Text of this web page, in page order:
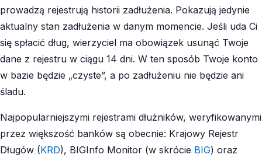
prowadzą rejestrują historii zadłużenia. Pokazują jedynie
aktualny stan zadłużenia w danym momencie. Jeśli uda Ci
się spłacić dług, wierzyciel ma obowiązek usunąć Twoje
dane z rejestru w ciągu 14 dni. W ten sposób Twoje konto
w bazie będzie „czyste”, a po zadłużeniu nie będzie ani
śladu.
Najpopularniejszymi rejestrami dłużników, weryfikowanymi
przez większość banków są obecnie: Krajowy Rejestr
Długów (KRD), BIGInfo Monitor (w skrócie BIG) oraz